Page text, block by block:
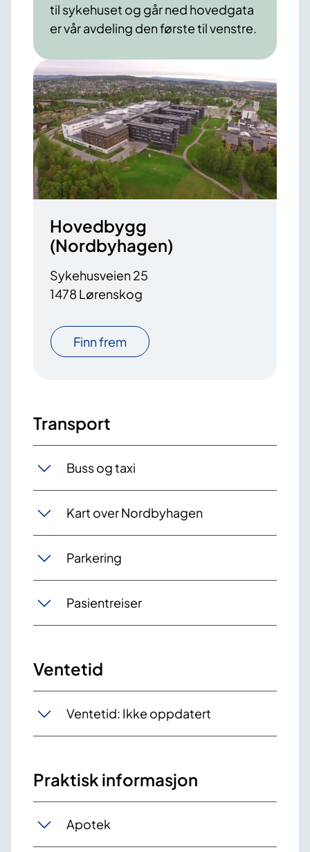
til sykehuset og går ned hovedgata
er vår avdeling den første til venstre.
Hovedbygg
(Nordbyhagen)
Sykehusveien 25
1478 Lørenskog
Finn frem
Transport
Buss og taxi
Kart over Nordbyhagen
Parkering
Pasientreiser
Ventetid
Ventetid: Ikke oppdatert
Praktisk informasjon
Apotek